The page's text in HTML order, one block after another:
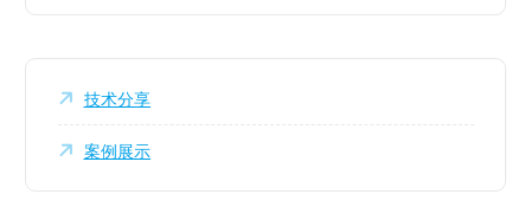
技术分享
案例展示